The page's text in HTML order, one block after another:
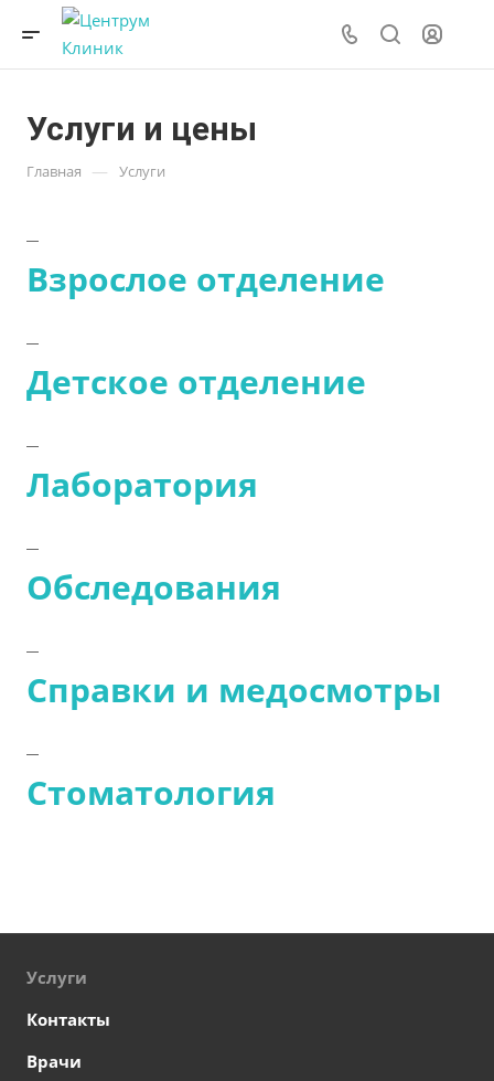
Услуги и цены
Главная — Услуги
Взрослое отделение
Детское отделение
Лаборатория
Обследования
Справки и медосмотры
Стоматология
Услуги
Контакты
Врачи